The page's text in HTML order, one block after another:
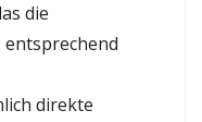
die
entsprechend
direkte